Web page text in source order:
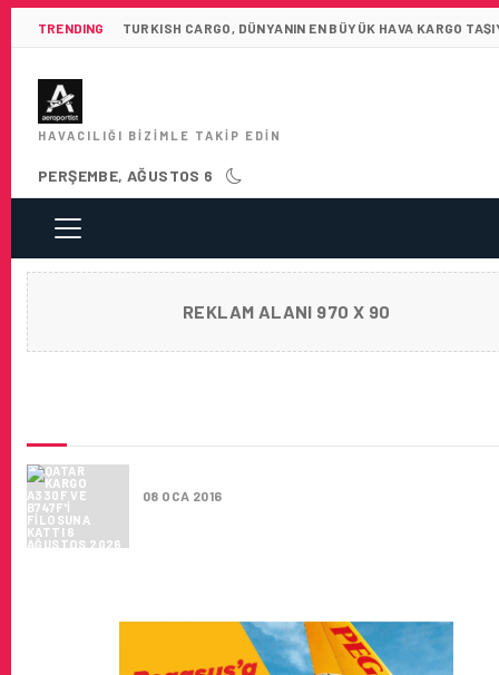
TRENDING TURKISH CARGO, DÜNYANIN EN BÜYÜK HAVA KARGO
HAVACILIĞI BIZIMLE TAKIP EDIN
PERŞEMBE, AĞUSTOS 6
REKLAM ALANI 970 X 90
08 OCA 2016